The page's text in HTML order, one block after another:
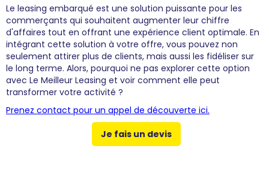
Le leasing embarqué est une solution puissante pour les
commerçants qui souhaitent augmenter leur chiffre
d'affaires tout en offrant une expérience client optimale. En
intégrant cette solution à votre offre, vous pouvez non
seulement attirer plus de clients, mais aussi les fidéliser sur
le long terme. Alors, pourquoi ne pas explorer cette option
avec Le Meilleur Leasing et voir comment elle peut
transformer votre activité ?
Prenez contact pour un appel de découverte ici.
Je fais un devis